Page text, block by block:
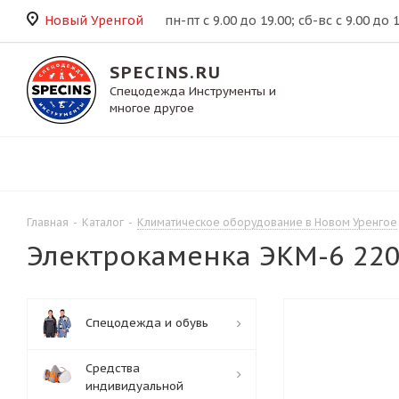
Новый Уренгой пн-пт с 9.00 до 19.00; сб-вс с 9.00 до
SPECINS.RU
Спецодежда Инструменты и
многое другое
Главная - Каталог - Климатическое оборудование в Новом Уренгое
Электрокаменка ЭКМ-6
Спецодежда и обувь
Средства
индивидуальной